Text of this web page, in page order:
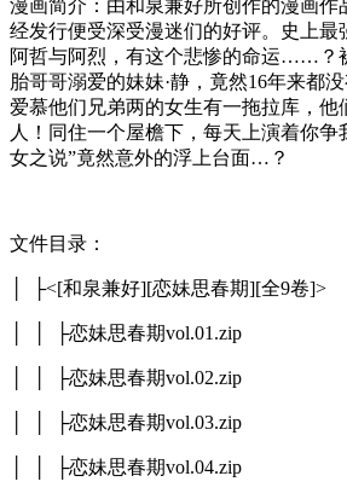
漫画简介：由和泉兼好所创作的漫画作
经发行便受深受漫迷们的好评。史上
阿哲与阿烈，有这个悲惨的命运……？
胎哥哥溺爱的妹妹·静，竟然16年来都
爱慕他们兄弟两的女生有一拖拉库，他
人！同住一个屋檐下，每天上演着你争
女之说”竟然意外的浮上台面…？
文件目录：
│ ├<[和泉兼好][恋妹思春期][全9卷]>
│ │ ├恋妹思春期vol.01.zip
│ │ ├恋妹思春期vol.02.zip
│ │ ├恋妹思春期vol.03.zip
│ │ ├恋妹思春期vol.04.zip